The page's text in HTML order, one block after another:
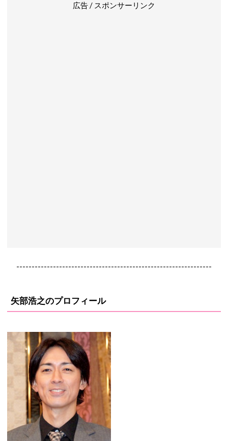
広告 / スポンサーリンク
----------------------------------------------------------------
矢部浩之のプロフィール